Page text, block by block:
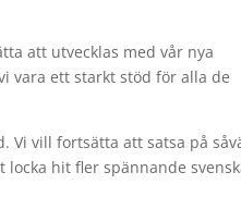
att utvecklas med vår nya
vara ett starkt stöd för alla de
Vi vill fortsätta att satsa på
hit fler spännande